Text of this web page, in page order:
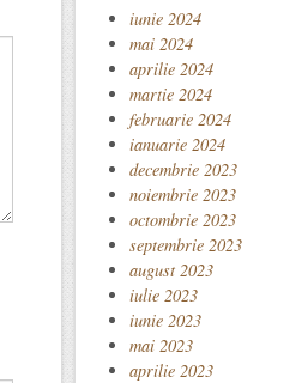
iunie 2024
mai 2024
aprilie 2024
martie 2024
februarie 2024
ianuarie 2024
decembrie 2023
noiembrie 2023
octombrie 2023
septembrie 2023
august 2023
iulie 2023
iunie 2023
mai 2023
aprilie 2023